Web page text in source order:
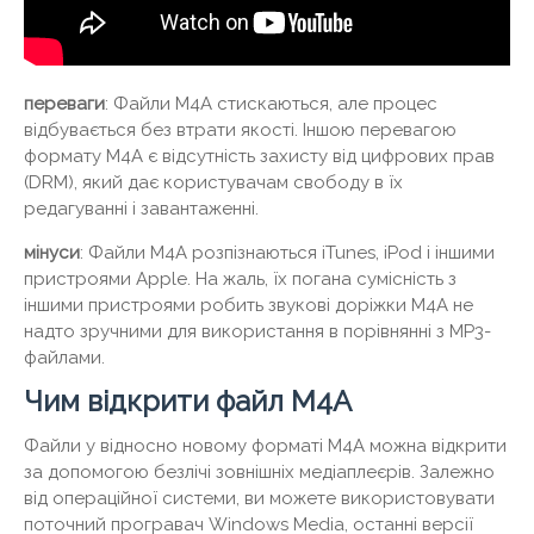
переваги: Файли M4A стискаються, але процес
відбувається без втрати якості. Іншою перевагою
формату M4A є відсутність захисту від цифрових прав
(DRM), який дає користувачам свободу в їх
редагуванні і завантаженні.
мінуси: Файли M4A розпізнаються iTunes, iPod і іншими
пристроями Apple. На жаль, їх погана сумісність з
іншими пристроями робить звукові доріжки M4A не
надто зручними для використання в порівнянні з MP3-
файлами.
Чим відкрити файл M4A
Файли у відносно новому форматі M4A можна відкрити
за допомогою безлічі зовнішніх медіаплеєрів. Залежно
від операційної системи, ви можете використовувати
поточний програвач Windows Media, останні версії